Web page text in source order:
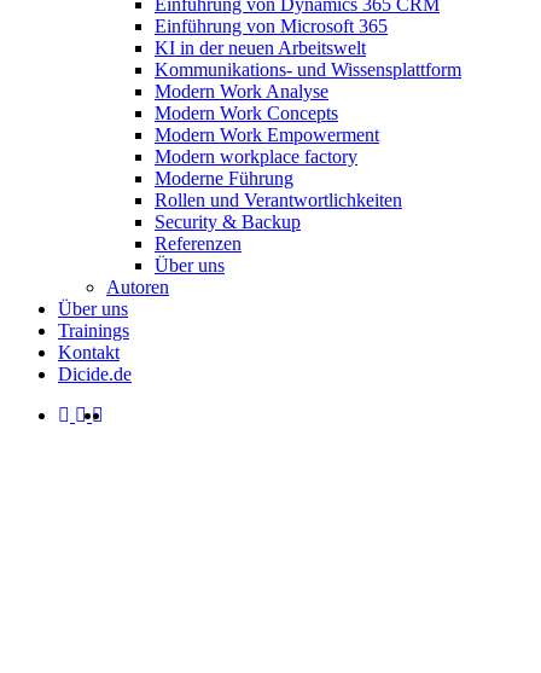
Einführung von Dynamics 365 CRM
Einführung von Microsoft 365
KI in der neuen Arbeitswelt
Kommunikations- und Wissensplattform
Modern Work Analyse
Modern Work Concepts
Modern Work Empowerment
Modern workplace factory
Moderne Führung
Rollen und Verantwortlichkeiten
Security & Backup
Referenzen
Über uns
Autoren
Über uns
Trainings
Kontakt
Dicide.de
facebook
linkedin
instagram